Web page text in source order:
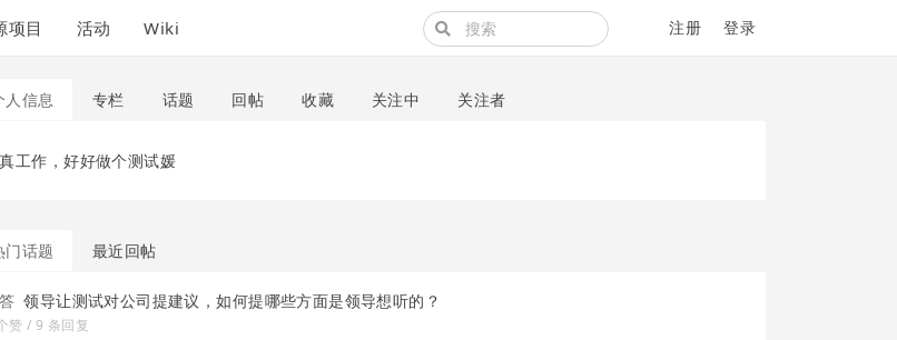
项目 活动 Wiki 注册 登录
人信息 专栏 话题 回帖 收藏 关注中 关注者
工作，好好做个测试媛
门话题 最近回帖
领导让测试对公司提建议，如何提哪些方面是领导想听的？
赞 / 9 条回复